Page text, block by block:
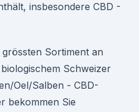
insbesondere CBD -
Sortiment an
Schweizer
Oel/Salben - CBD-
bekommen Sie